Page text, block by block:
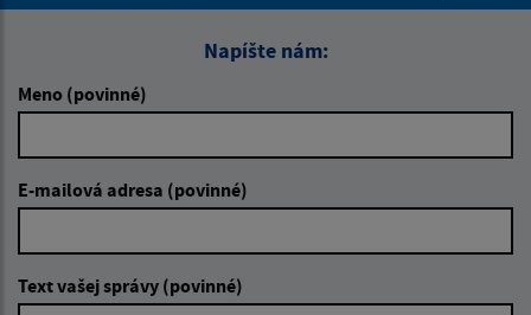
Napíšte nám:
Meno (povinné)
E-mailová adresa (povinné)
Text vašej správy (povinné)